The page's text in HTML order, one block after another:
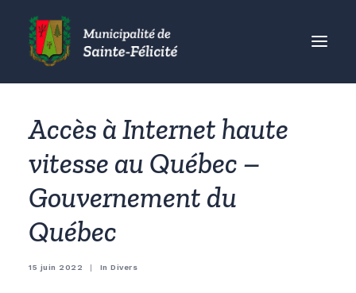
MUNICIPALITÉ
CITOYENS
ORGANISMES
VISITEURS
ACCUEIL
ACTUALITÉS
Accès à Internet haute
vitesse au Québec –
Gouvernement du
Québec
15 juin 2022 | In Divers